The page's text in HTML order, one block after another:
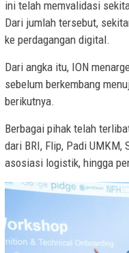
ini telah memvalidasi
Dari jumlah tersebut,
ke perdagangan digital.
Dari angka itu, ION
sebelum berkembang
berikutnya.
Berbagai pihak telah
dari BRI, Flip, Padi UMKM,
asosiasi logistik, hingga